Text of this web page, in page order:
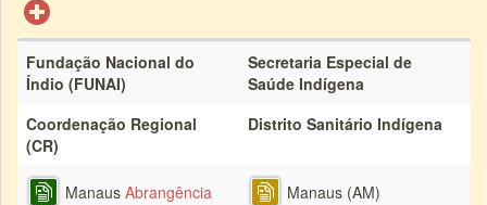
Fundação Nacional do
Índio (FUNAI)
Secretaria Especial de
Saúde Indígena
Coordenação Regional
(CR)
Distrito Sanitário Indígena
Manaus Abrangência
Manaus (AM)